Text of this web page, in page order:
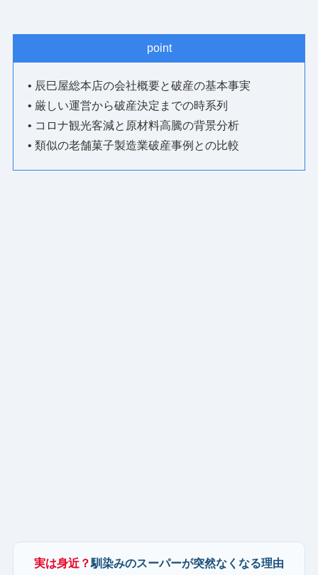
point
• 辰巳屋総本店の会社概要と破産の基本事実
• 厳しい運営から破産決定までの時系列
• コロナ観光客減と原材料高騰の背景分析
• 類似の老舗菓子製造業破産事例との比較
実は身近？馴染みのスーパーが突然なくなる理由